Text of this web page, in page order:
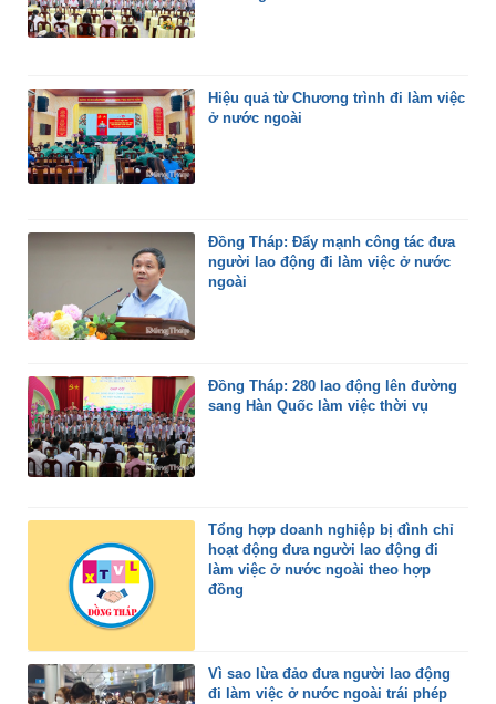
Hiệu quả từ Chương trình đi làm việc
ở nước ngoài
Đồng Tháp: Đẩy mạnh công tác đưa
người lao động đi làm việc ở nước
ngoài
Đồng Tháp: 280 lao động lên đường
sang Hàn Quốc làm việc thời vụ
Tổng hợp doanh nghiệp bị đình chỉ
hoạt động đưa người lao động đi
làm việc ở nước ngoài theo hợp
đồng
Vì sao lừa đảo đưa người lao động
đi làm việc ở nước ngoài trái phép